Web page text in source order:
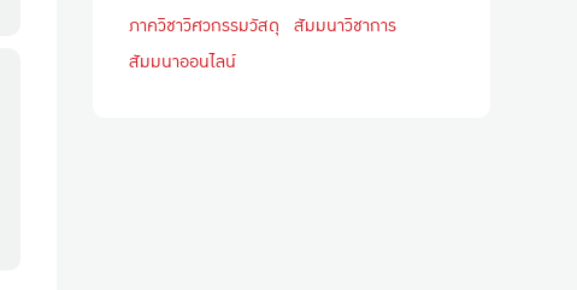
ภาควิชาวิศวกรรมวัสดุ สัมมนาวิชาการ
สัมมนาออนไลน์